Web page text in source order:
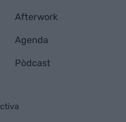
Afterwork
Agenda
Pòdcast